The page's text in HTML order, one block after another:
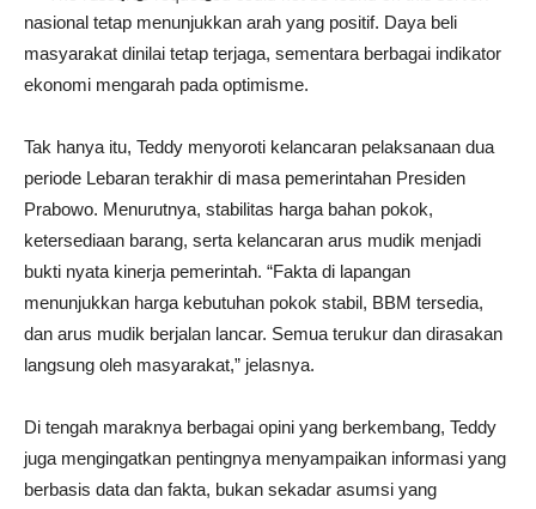
nasional tetap menunjukkan arah yang positif. Daya beli
masyarakat dinilai tetap terjaga, sementara berbagai indikator
ekonomi mengarah pada optimisme.
Tak hanya itu, Teddy menyoroti kelancaran pelaksanaan dua
periode Lebaran terakhir di masa pemerintahan Presiden
Prabowo. Menurutnya, stabilitas harga bahan pokok,
ketersediaan barang, serta kelancaran arus mudik menjadi
bukti nyata kinerja pemerintah. “Fakta di lapangan
menunjukkan harga kebutuhan pokok stabil, BBM tersedia,
dan arus mudik berjalan lancar. Semua terukur dan dirasakan
langsung oleh masyarakat,” jelasnya.
Di tengah maraknya berbagai opini yang berkembang, Teddy
juga mengingatkan pentingnya menyampaikan informasi yang
berbasis data dan fakta, bukan sekadar asumsi yang